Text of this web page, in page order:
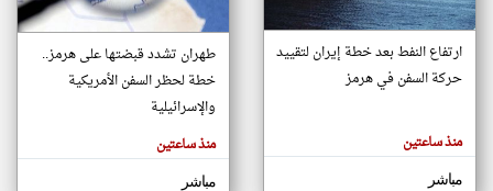
تغيير الدولة
مصادر الأخبار من البحرين
اخبار البحرين على مدار الساعة
أهم اخبار البحرين العاجلة والمباشرة
هنا عن
وجهة
كاتبيها.
ارتفاع النفط بعد خطة إيران لتقييد
حركة السفن في هرمز
منذ ساعتين
مباشر
طهران تشدد قبضتها على هرمز..
خطة لحظر السفن الأمريكية
والإسرائيلية
منذ ساعتين
مباشر
klyoum.com